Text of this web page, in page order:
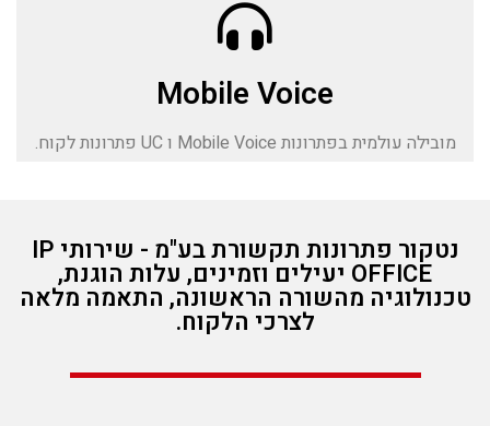
Mobile Voice
מובילה עולמית בפתרונות Mobile Voice ו UC פתרונות לקוח.
נטקור פתרונות תקשורת בע"מ - שירותי IP
OFFICE יעילים וזמינים, עלות הוגנת,
טכנולוגיה מהשורה הראשונה, התאמה מלאה
לצרכי הלקוח.